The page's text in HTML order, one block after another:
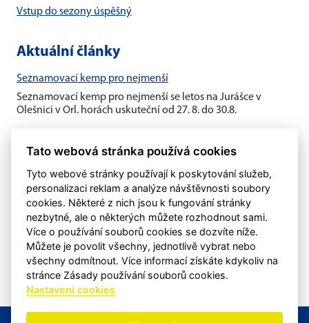
Vstup do sezony úspěšný
Aktuální články
Seznamovací kemp pro nejmenší
Seznamovací kemp pro nejmenší se letos na Jurášce v
Olešnici v Orl. horách uskuteční od 27. 8. do 30.8.
Na závěr sezony dvoudenní turnaj roč. 2015/2016
Poslední víkend sezony 2025/2026 proběhl na našem
zimním stadionu turnaj budoucích mladších žáků. Družstva
byla sestavena z ročníku...
Tato webová stránka používá cookies
Tyto webové stránky používají k poskytování služeb,
personalizaci reklam a analýze návštěvnosti soubory
cookies. Některé z nich jsou k fungování stránky
nezbytné, ale o některých můžete rozhodnout sami.
Více o používání souborů cookies se dozvíte níže.
Můžete je povolit všechny, jednotlivě vybrat nebo
všechny odmítnout. Více informací získáte kdykoliv na
stránce Zásady používání souborů cookies.
Nastavení cookies